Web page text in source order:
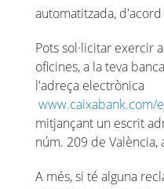
automatitzada,
Pots sol·licitar exercir
oficines, a la teva
l'adreça electrònica
www.caixabank.com/
mitjançant un escrit
núm. 209 de
A més, si té alguna